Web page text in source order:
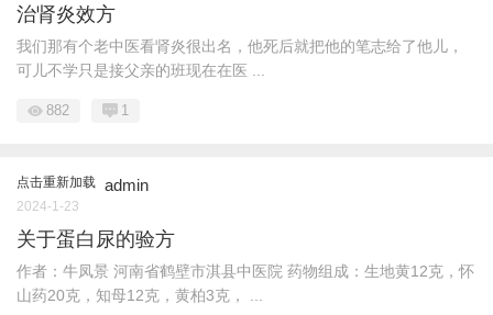
治肾炎效方
我们那有个老中医看肾炎很出名，他死后就把他的笔志给了他儿，
可儿不学只是接父亲的班现在在医 ...
882 1
点击重新加载 admin
2024-1-23
关于蛋白尿的验方
作者：牛凤景 河南省鹤壁市淇县中医院 药物组成：生地黄12克，怀
山药20克，知母12克，黄柏3克， ...